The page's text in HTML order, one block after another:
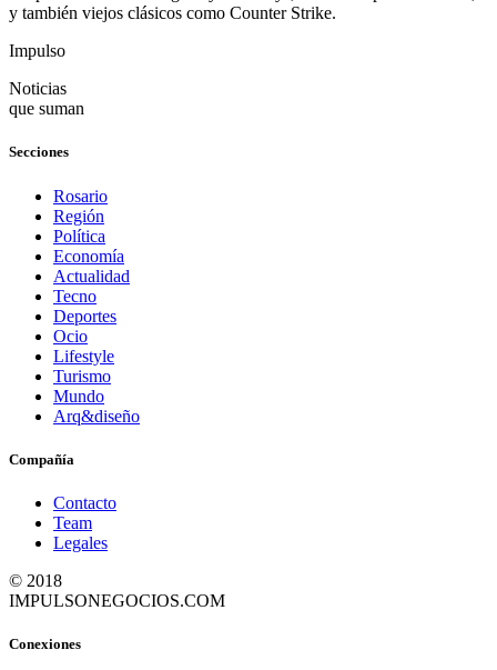
y también viejos clásicos como Counter Strike.
Impulso
Noticias
que suman
Secciones
Rosario
Región
Política
Economía
Actualidad
Tecno
Deportes
Ocio
Lifestyle
Turismo
Mundo
Arq&diseño
Compañía
Contacto
Team
Legales
© 2018
IMPULSONEGOCIOS.COM
Conexiones